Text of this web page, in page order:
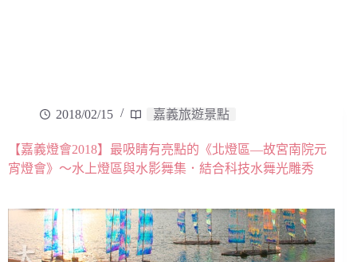
2018/02/15 嘉義旅遊景點
【嘉義燈會2018】最吸睛有亮點的《北燈區—故宮南院元
宵燈會》～水上燈區與水影舞集．結合科技水舞光雕秀